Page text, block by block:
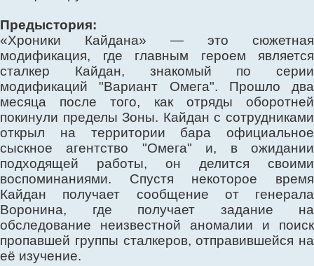
Предыстория:
«Хроники Кайдана» — это сюжетная
модификация, где главным героем является
сталкер Кайдан, знакомый по серии
модификаций "Вариант Омега". Прошло два
месяца после того, как отряды оборотней
покинули пределы Зоны. Кайдан с сотрудниками
открыл на территории бара официальное
сыскное агентство "Омега" и, в ожидании
подходящей работы, он делится своими
воспоминаниями. Спустя некоторое время
Кайдан получает сообщение от генерала
Воронина, где получает задание на
обследование неизвестной аномалии и поиск
пропавшей группы сталкеров, отправившейся на
её изучение.